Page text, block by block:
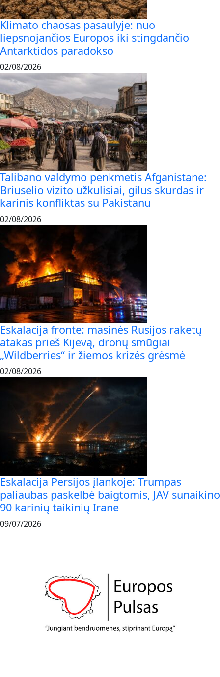
Klimato chaosas pasaulyje: nuo
liepsnojančios Europos iki stingdančio
Antarktidos paradokso
02/08/2026
Talibano valdymo penkmetis Afganistane:
Briuselio vizito užkulisiai, gilus skurdas ir
karinis konfliktas su Pakistanu
02/08/2026
Eskalacija fronte: masinės Rusijos raketų
atakas prieš Kijevą, dronų smūgiai
„Wildberries“ ir žiemos krizės grėsmė
02/08/2026
Eskalacija Persijos įlankoje: Trumpas
paliaubas paskelbė baigtomis, JAV sunaikino
90 karinių taikinių Irane
09/07/2026